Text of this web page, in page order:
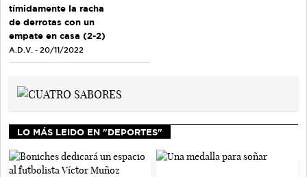
tímidamente la racha
de derrotas con un
empate en casa (2-2)
A.D.V. - 20/11/2022
LO MÁS LEIDO EN "DEPORTES"